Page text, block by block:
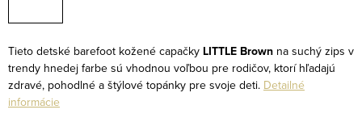
Tieto detské barefoot kožené capačky LITTLE Brown na suchý zips v
trendy hnedej farbe sú vhodnou voľbou pre rodičov, ktorí hľadajú
zdravé, pohodlné a štýlové topánky pre svoje deti. Detailné
informácie